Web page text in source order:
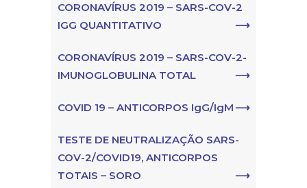
CORONAVÍRUS 2019 – SARS-COV-2
IGG QUANTITATIVO
CORONAVÍRUS 2019 – SARS-COV-2-
IMUNOGLOBULINA TOTAL
COVID 19 – ANTICORPOS IgG/IgM
TESTE DE NEUTRALIZAÇÃO SARS-
COV-2/COVID19, ANTICORPOS
TOTAIS – SORO